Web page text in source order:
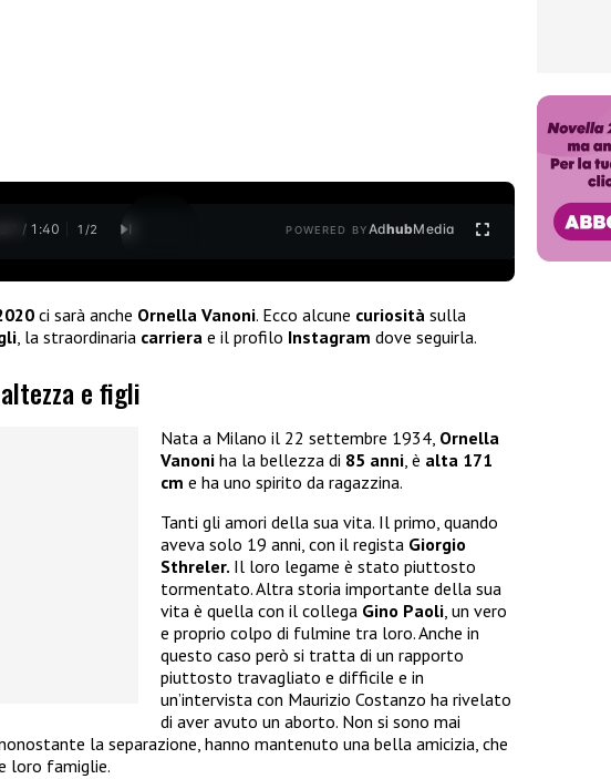
/ 1:40 1 /2 POWERED BYAdhubMedia
ci sarà anche Ornella Vanoni. Ecco alcune curiosità sulla
, la straordinaria carriera e il profilo Instagram dove seguirla.
e figli
Nata a Milano il 22 settembre 1934, Ornella
Vanoni ha la bellezza di 85 anni, è alta 171
cm e ha uno spirito da ragazzina.
Tanti gli amori della sua vita. Il primo, quando
aveva solo 19 anni, con il regista Giorgio
Sthreler. Il loro legame è stato piuttosto
tormentato. Altra storia importante della sua
vita è quella con il collega Gino Paoli, un vero
e proprio colpo di fulmine tra loro. Anche in
questo caso però si tratta di un rapporto
piuttosto travagliato e difficile e in
un’intervista con Maurizio Costanzo ha rivelato
di aver avuto un aborto. Non si sono mai
la separazione, hanno mantenuto una bella amicizia, che
loro famiglie.